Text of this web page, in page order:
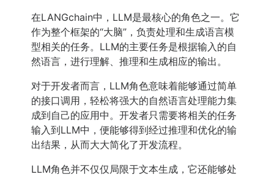
在LANGchain中，LLM是最核心的角色之一。它
作为整个框架的“大脑”，负责处理和生成语言模
型相关的任务。LLM的主要任务是根据输入的自
然语言，进行理解、推理和生成相应的输出。
对于开发者而言，LLM角色意味着能够通过简单
的接口调用，轻松将强大的自然语言处理能力集
成到自己的应用中。开发者只需要将相关的任务
输入到LLM中，便能够得到经过推理和优化的输
出结果，从而大大简化了开发流程。
LLM角色并不仅仅局限于文本生成，它还能够处